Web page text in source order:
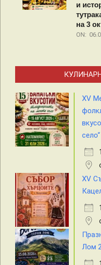
и
на 3
ON:
XV
село“
XV
Лом